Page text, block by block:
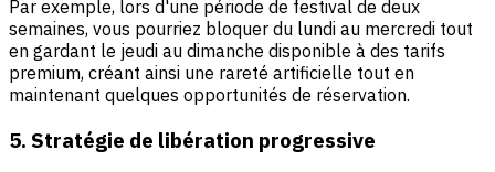
Par exemple, lors d'une période de festival de deux
semaines, vous pourriez bloquer du lundi au mercredi tout
en gardant le jeudi au dimanche disponible à des tarifs
premium, créant ainsi une rareté artificielle tout en
maintenant quelques opportunités de réservation.
5. Stratégie de libération progressive